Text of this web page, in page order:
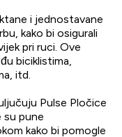
i jednostavane
kako bi osigurali
pri ruci. Ove
biciklistima,
itd.
Pulse Pločice
su pune
kako bi pomogle